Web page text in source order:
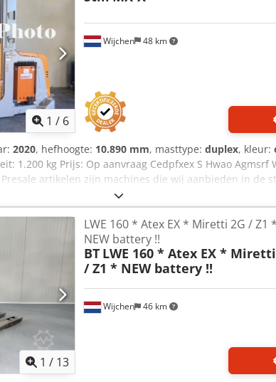
1 / 6
Wijchen 48 km
2020, hefhoogte: 10.890 mm, masttype: duplex, kleur:
1.200 kg Prijs: Op aanvraag Cedpfxex S Hwao Agmsrf
artikelen zijn machines die wij aanbieden in de
zelf enkel op basis van een foto gekocht en
vermeld staat. Helaas beschikken wij niet over
details. Daarnaast zijn deze machines vaak nog niet
machines worden aangeboden tegen scherpe
maar dat het risico volledig bij de koper ligt. Let
u een aankoop doet. - Bouwjaar: 2020 -
certificaat aanwezig: Nee - Serienummer:
- Hefhoogte: 10890mm - Doorrijhoogte: 6000mm - Mast:
- Transportcolli [st.]: 1 Financiële informatie BTW: De
verrekenbaar voor ondernemers Levering en inruil
Koen van Lent
1 / 13
Wijchen 46 km
LWE 160 * Atex EX * Miretti 2G / Z1 *
NEW battery !!
BT LWE 160 * Atex EX *
/ Z1 * NEW battery !!